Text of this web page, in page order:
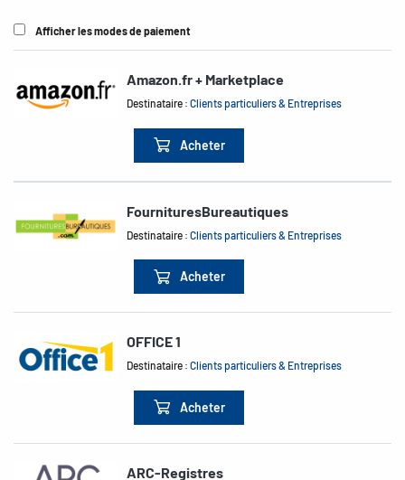
Afficher les modes de paiement
Amazon.fr + Marketplace
Destinataire :Clients particuliers & Entreprises
Acheter
FournituresBureautiques
Destinataire :Clients particuliers & Entreprises
Acheter
OFFICE 1
Destinataire :Clients particuliers & Entreprises
Acheter
ARC-Registres